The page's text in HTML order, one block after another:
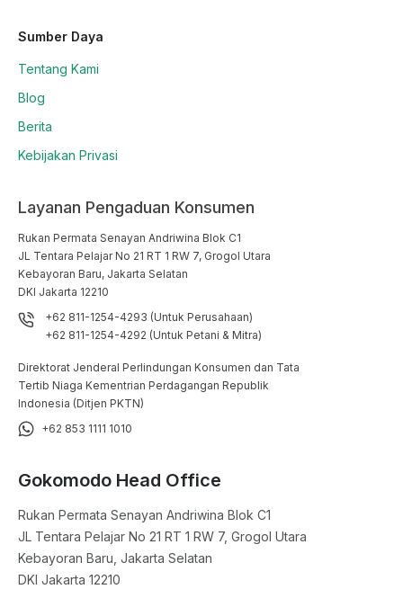
Sumber Daya
Tentang Kami
Blog
Berita
Kebijakan Privasi
Layanan Pengaduan Konsumen
Rukan Permata Senayan Andriwina Blok C1
JL Tentara Pelajar No 21 RT 1 RW 7, Grogol Utara
Kebayoran Baru, Jakarta Selatan
DKI Jakarta 12210
+62 811-1254-4293 (Untuk Perusahaan)
+62 811-1254-4292 (Untuk Petani & Mitra)
Direktorat Jenderal Perlindungan Konsumen dan Tata
Tertib Niaga Kementrian Perdagangan Republik
Indonesia (Ditjen PKTN)
+62 853 1111 1010
Gokomodo Head Office
Rukan Permata Senayan Andriwina Blok C1
JL Tentara Pelajar No 21 RT 1 RW 7, Grogol Utara
Kebayoran Baru, Jakarta Selatan
DKI Jakarta 12210